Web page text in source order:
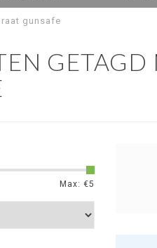
raat gunsafe
GETAGD
Max: €5